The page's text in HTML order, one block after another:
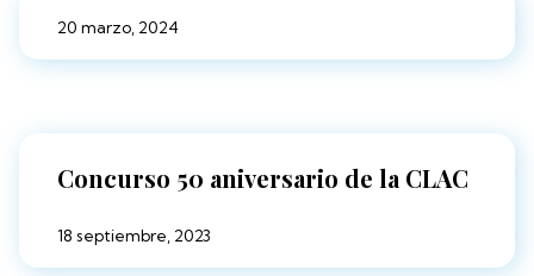
20 marzo, 2024
Concurso 50 aniversario de la CLAC
18 septiembre, 2023